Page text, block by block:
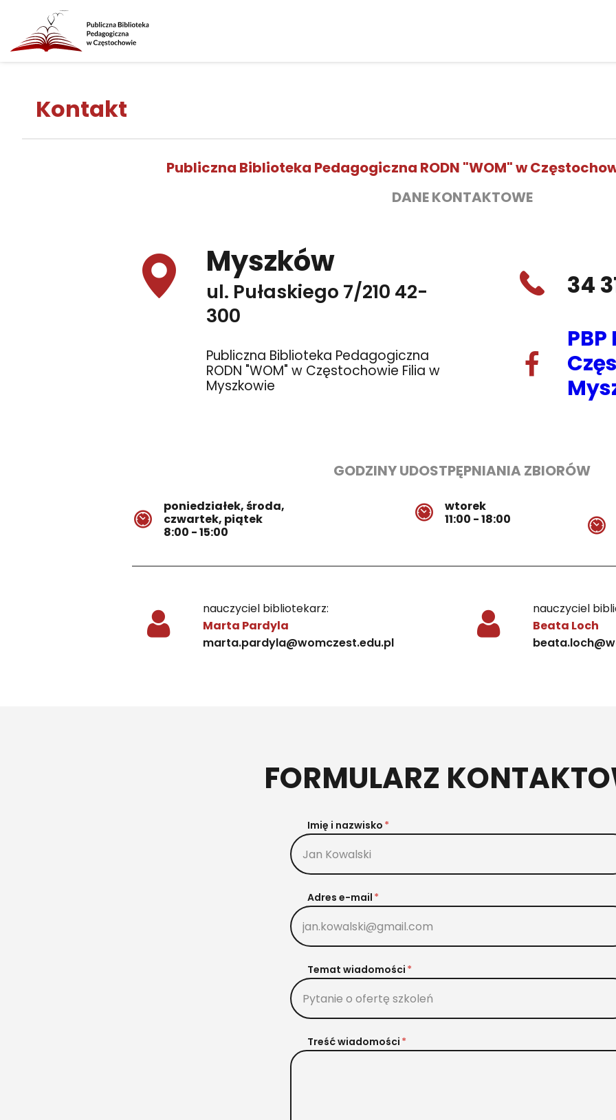
Kontakt
Publiczna Biblioteka Pedagogiczna RODN "WOM" w
DANE KONTAKTOWE
Myszków
ul. Pułaskiego 7/210 42-
300
Publiczna Biblioteka Pedagogiczna
RODN "WOM" w Częstochowie Filia w
Myszkowie
34
GODZINY UDOSTPĘPNIANIA ZBIORÓW
poniedziałek, środa,
czwartek, piątek
8:00 - 15:00
wtorek
11:00 - 18:00
nauczyciel bibliotekarz:
Marta Pardyla
marta.pardyla@womczest.edu.pl
nauczyciel
Beata Loch
FORMULARZ
Imię i nazwisko
Adres e-mail
Temat wiadomości
Treść wiadomości